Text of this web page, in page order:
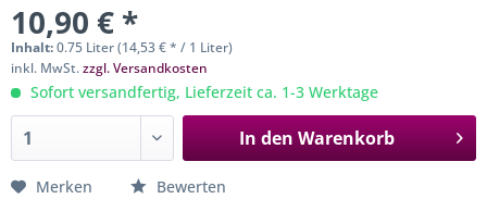
10,90 € *
Inhalt:0.75 Liter (14,53 € * / 1 Liter)
inkl. MwSt.zzgl. Versandkosten
Sofort versandfertig, Lieferzeit ca. 1-3 Werktage
In den Warenkorb
Merken Bewerten